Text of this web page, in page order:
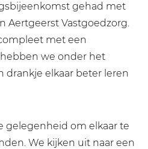
gehad met
Aertgeerst Vastgoedzorg.
met een
we onder het
drankje elkaar beter leren
gelegenheid om elkaar te
We kijken uit naar een